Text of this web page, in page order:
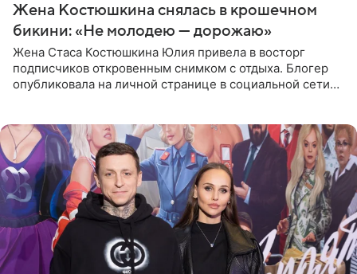
Жена Костюшкина снялась в крошечном
бикини: «Не молодею — дорожаю»
Жена Стаса Костюшкина Юлия привела в восторг
подписчиков откровенным снимком с отдыха. Блогер
опубликовала на личной странице в социальной сети